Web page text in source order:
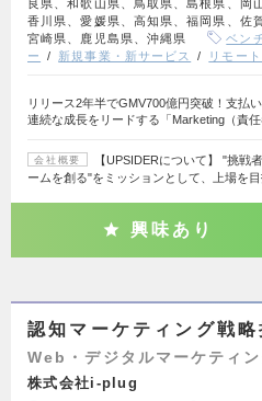
良県、和歌山県、鳥取県、島根県、岡
香川県、愛媛県、高知県、福岡県、佐
宮崎県、鹿児島県、沖縄県
ベン
ー
新規事業・新サービス リモー
リリース2年半でGMV700億円突破！支払
連続な成長をリードする「Marketing（責
会社概要
【UPSIDERについて】 "挑戦
ームを創る"をミッションとして、上場を
興味あり
認知マーケティング戦
Web・デジタルマーケティ
株式会社i-plug